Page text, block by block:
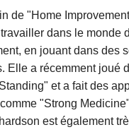
de "Home
dans le monde
en jouant dans des
Elle a récemment joué
et a fait des
"Strong
est également